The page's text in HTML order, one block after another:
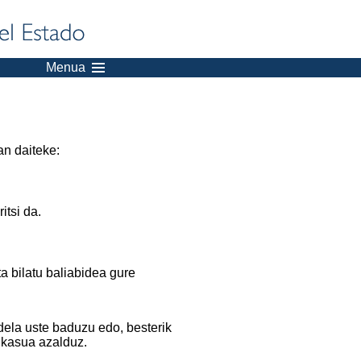
Menua
daiteke:
da.
bilatu baliabidea gure
uste baduzu edo, besterik
azalduz.